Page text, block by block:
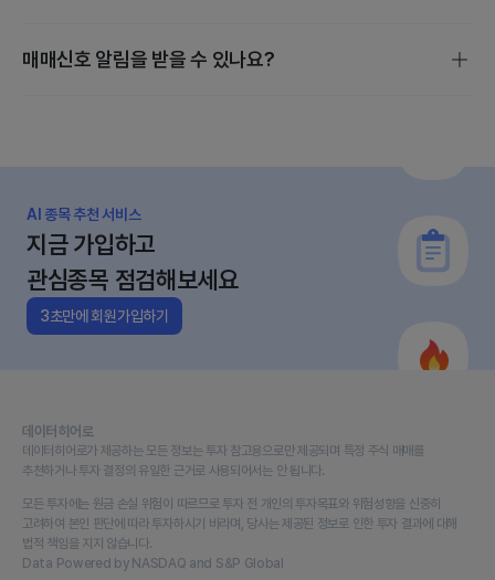
개별 종목 매매신호는 종목검색 후 [지금 살까?] 에서 확인할
매매신호 알림을 받을 수 있나요?
AI 종목 추천 서비스
지금 가입하고
관심종목 점검해보세요
3초만에 회원가입하기
데이터히어로
데이터히어로가 제공하는 모든 정보는 투자 참고용으로만 제공되며 특정 주식 매매를
추천하거나 투자 결정의 유일한 근거로 사용되어서는 안 됩니다.
모든 투자에는 원금 손실 위험이 따르므로 투자 전 개인의 투자목표와 위험성향을 신중히
고려하여 본인 판단에 따라 투자하시기 바라며, 당사는 제공된 정보로 인한 투자 결과에 대해
법적 책임을 지지 않습니다.
Data Powered by NASDAQ and S&P Global